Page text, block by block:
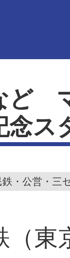
ど
ス
鉄・公営・三
東